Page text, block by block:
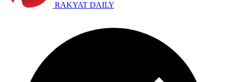
RAKYAT DAILY